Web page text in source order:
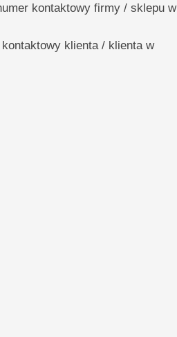
kontaktowy firmy / sklepu w
klienta / klienta w